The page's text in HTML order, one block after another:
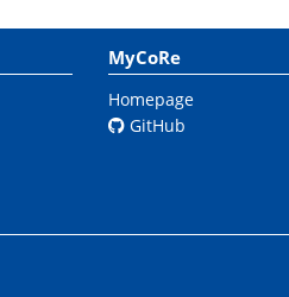
MyCoRe
Homepage
GitHub